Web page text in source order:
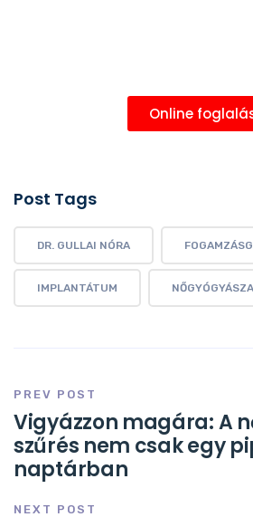
Online
Post Tags
DR. GULLAI NÓRA
IMPLANTÁTUM
PREV POST
Vigyázzon magára: A
szűrés nem csak egy
naptárban
NEXT POST